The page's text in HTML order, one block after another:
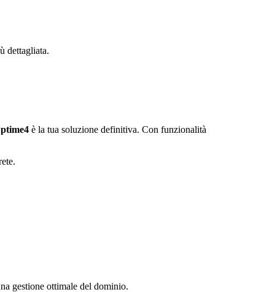
dettagliata.
è la tua soluzione definitiva. Con funzionalità
gestione ottimale del dominio.